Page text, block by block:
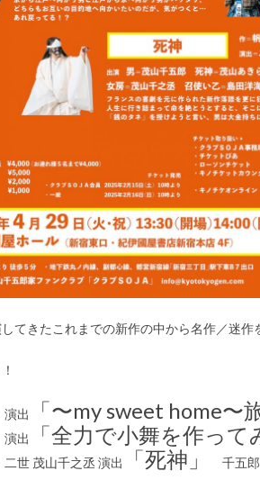
てきたこれまでの新作の中から名作／迷
演出 「〜my sweet home〜
演出
「全力で小舞を作って
世 茂山千之丞 演出
「死神」 千五郎